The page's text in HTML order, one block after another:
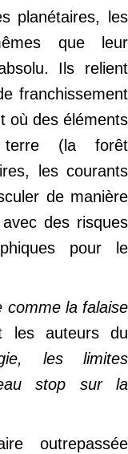
planétaires, les
que leur
Ils relient
franchissement
où des éléments
terre (la forêt
les courants
de manière
des risques
pour le
comme la falaise
les auteurs du
les limites
stop sur la
outrepassée